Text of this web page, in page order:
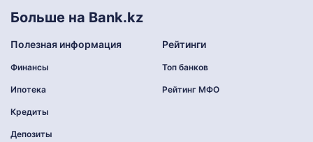
Больше на Bank.kz
Полезная информация
Финансы
Ипотека
Кредиты
Депозиты
Рейтинги
Топ банков
Рейтинг МФО